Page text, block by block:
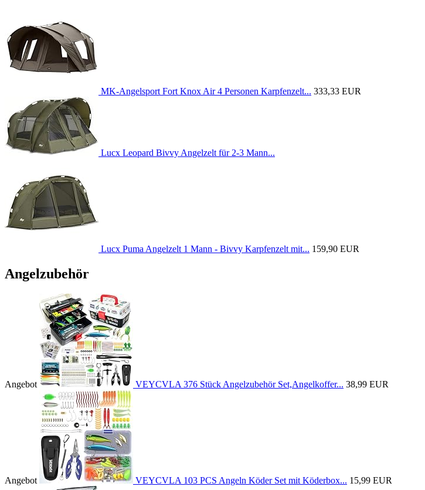
MK-Angelsport Fort Knox Air 4 Personen Karpfenzelt... 333,33 EUR
Lucx Leopard Bivvy Angelzelt für 2-3 Mann...
Lucx Puma Angelzelt 1 Mann - Bivvy Karpfenzelt mit... 159,90 EUR
Angelzubehör
Angebot VEYCVLA 376 Stück Angelzubehör Set,Angelkoffer... 38,99 EUR
Angebot VEYCVLA 103 PCS Angeln Köder Set mit Köderbox... 15,99 EUR